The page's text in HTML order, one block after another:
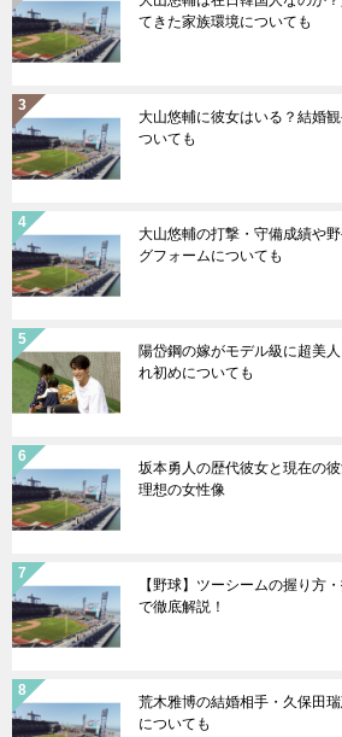
てきた家族環境についても
大山悠輔に彼女はいる？結婚
ついても
大山悠輔の打撃・守備成績や
グフォームについても
陽岱鋼の嫁がモデル級に超美
れ初めについても
坂本勇人の歴代彼女と現在の
理想の女性像
【野球】ツーシームの握り方
で徹底解説！
荒木雅博の結婚相手・久保田
についても